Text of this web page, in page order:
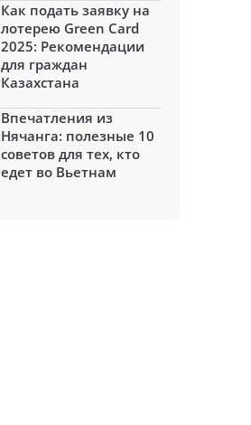
Как подать заявку на
лотерею Green Card
2025: Рекомендации
для граждан
Казахстана
Впечатления из
Нячанга: полезные 10
советов для тех, кто
едет во Вьетнам